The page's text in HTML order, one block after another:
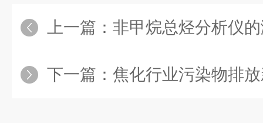
上一篇： 非甲烷总烃分析仪的
下一篇： 焦化行业污染物排放新标4月1